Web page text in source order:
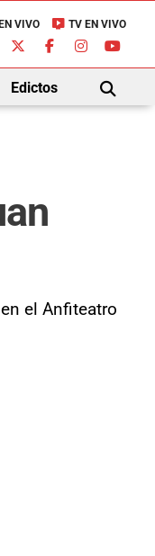
VIVO live_tv TV EN VIVO
Edictos
BUSCAR
el Anfiteatro